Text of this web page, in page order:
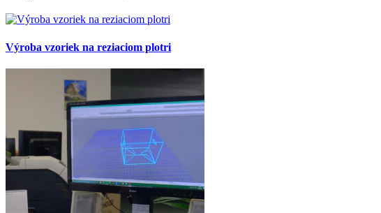
Výroba vzoriek na reziaciom plotri